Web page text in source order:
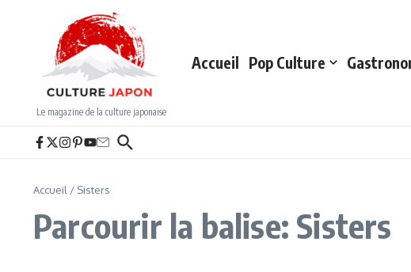
Le magazine de la culture japonaise
Accueil Pop Culture
Accueil / Sisters
Parcourir la balise: Sisters